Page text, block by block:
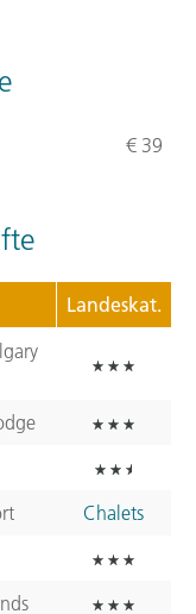
€ 39
Landeskat.
Chalets